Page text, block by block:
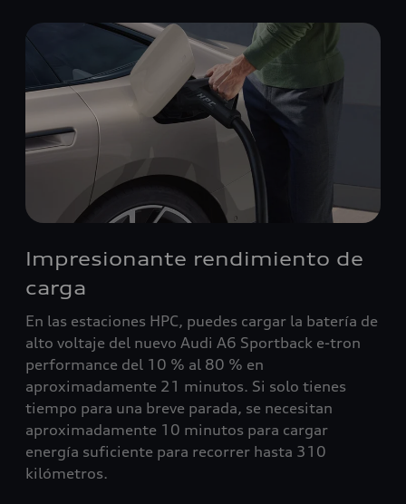
Impresionante rendimiento de
carga
En las estaciones HPC, puedes cargar la batería de
alto voltaje del nuevo Audi A6 Sportback e-tron
performance del 10 % al 80 % en
aproximadamente 21 minutos. Si solo tienes
tiempo para una breve parada, se necesitan
aproximadamente 10 minutos para cargar
energía suficiente para recorrer hasta 310
kilómetros.